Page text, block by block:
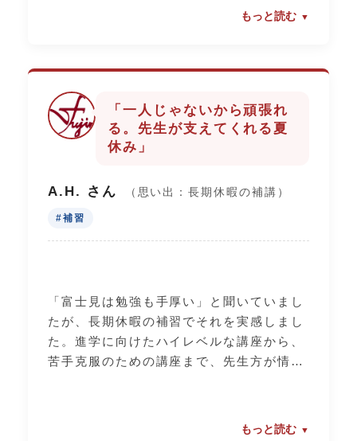
緒になって盛り上がってくれる、富士見ら
中学生の皆さん、富士見で青春を謳歌して
もっと読む
「一人じゃないから頑張れ
る。先生が支えてくれる夏
休み」
A.H. さん （思い出：長期休暇の補講）
#補習
「富士見は勉強も手厚い」と聞いていまし
たが、長期休暇の補習でそれを実感しまし
た。進学に向けたハイレベルな講座から、
苦手克服のための講座まで、先生方が情熱
思えば一番「頑張っている自分」を感じら
もっと読む